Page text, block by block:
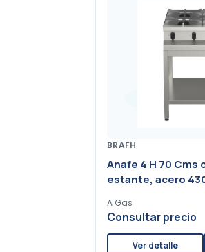
BRAFH
Anafe 4 H 70 Cms
estante, acero
A Gas
Consultar precio
Ver detalle